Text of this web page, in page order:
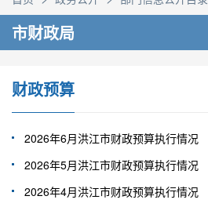
市财政局
财政预算
2026年6月洪江市财政预算执行情况
2026年5月洪江市财政预算执行情况
2026年4月洪江市财政预算执行情况